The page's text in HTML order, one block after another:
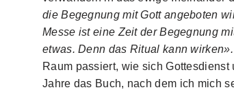
die Begegnung mit Gott angeboten
Messe ist eine Zeit der Begegnung
etwas. Denn das Ritual kann wirken».
Raum passiert, wie sich
Jahre das Buch, nach dem ich mich